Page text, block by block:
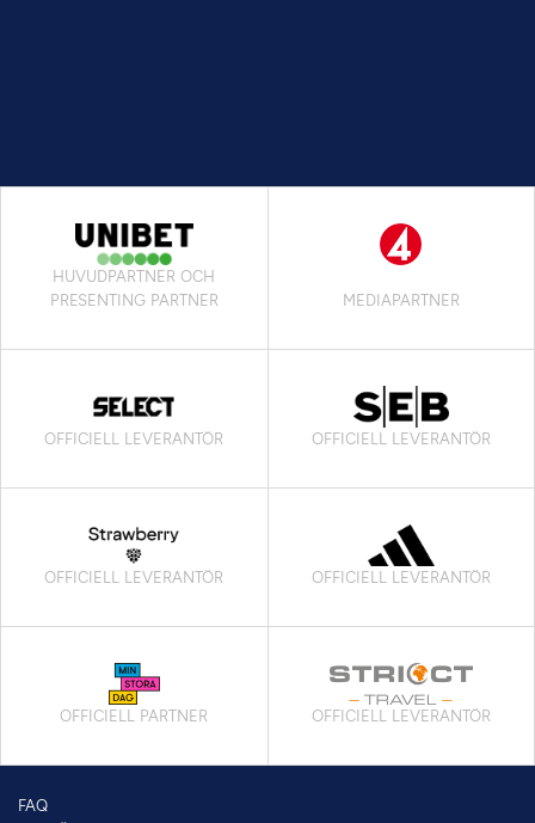
HUVUDPARTNER OCH
PRESENTING PARTNER
MEDIAPARTNER
OFFICIELL LEVERANTÖR OFFICIELL LEVERANTÖR
OFFICIELL LEVERANTÖR OFFICIELL LEVERANTÖR
OFFICIELL PARTNER OFFICIELL LEVERANTÖR
FAQ